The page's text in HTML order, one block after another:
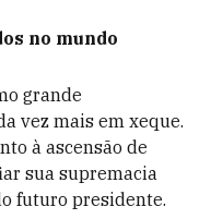
no mundo
grande
vez mais em xeque.
à ascensão de
sua supremacia
futuro presidente.